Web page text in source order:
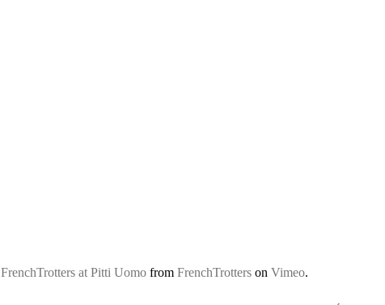
FrenchTrotters at Pitti Uomo from FrenchTrotters on Vimeo.